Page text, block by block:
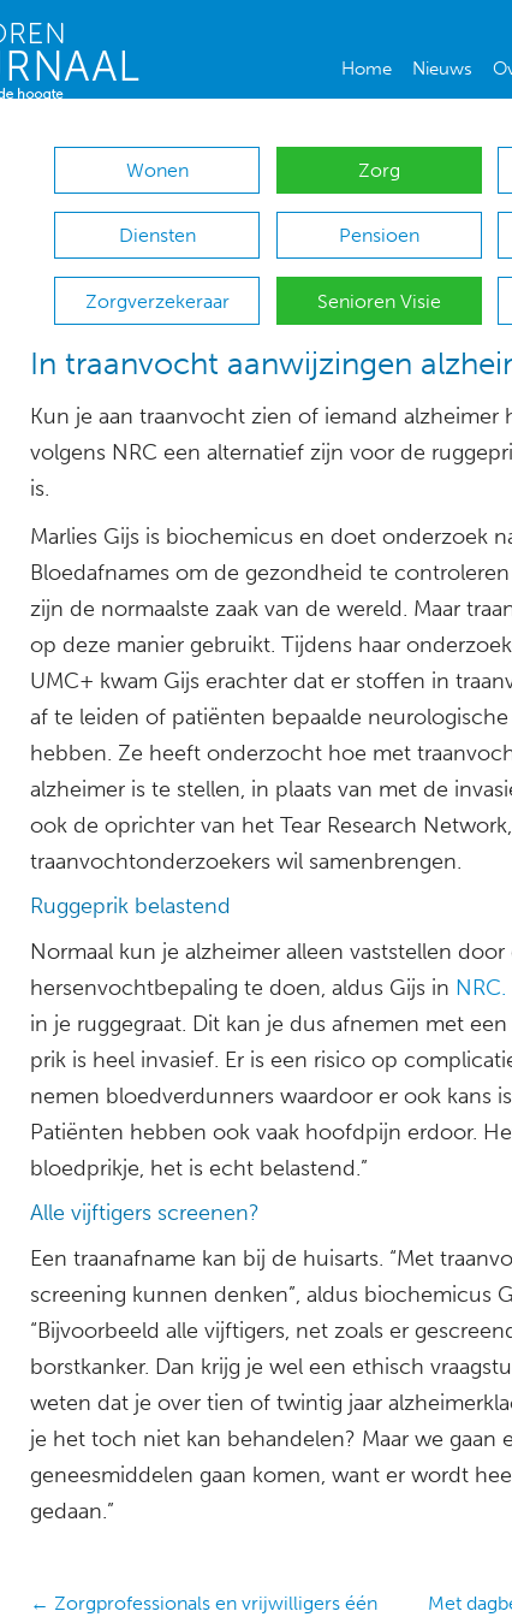
Home Nieuws
Wonen Zorg
Diensten Pensioen
Zorgverzekeraar Senioren Visie
In traanvocht aanwijzingen
Kun je aan traanvocht zien of iemand alzheimer
volgens NRC een alternatief zijn voor de
is.
Marlies Gijs is biochemicus en doet onderzoek
Bloedafnames om de gezondheid te
zijn de normaalste zaak van de wereld. Maar
op deze manier gebruikt. Tijdens haar
UMC+ kwam Gijs erachter dat er stoffen in
af te leiden of patiënten bepaalde
hebben. Ze heeft onderzocht hoe met
alzheimer is te stellen, in plaats van met de
ook de oprichter van het Tear Research
traanvochtonderzoekers wil samenbrengen.
Ruggeprik belastend
Normaal kun je alzheimer alleen vaststellen door
hersenvochtbepaling te doen, aldus Gijs in NRC.
in je ruggegraat. Dit kan je dus afnemen met een
prik is heel invasief. Er is een risico op
nemen bloedverdunners waardoor er ook kans
Patiënten hebben ook vaak hoofdpijn erdoor.
bloedprikje, het is echt belastend.”
Alle vijftigers screenen?
Een traanafname kan bij de huisarts. “Met
screening kunnen denken”, aldus biochemicus
“Bijvoorbeeld alle vijftigers, net zoals er
borstkanker. Dan krijg je wel een ethisch
weten dat je over tien of twintig jaar
je het toch niet kan behandelen? Maar we gaan
geneesmiddelen gaan komen, want er wordt
gedaan.”
Posts
← Zorgprofessionals en vrijwilligers één Met